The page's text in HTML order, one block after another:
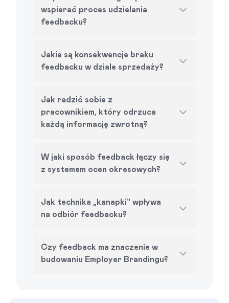
wspierać proces udzielania
feedbacku?
Jakie są konsekwencje braku
feedbacku w dziale sprzedaży?
Jak radzić sobie z
pracownikiem, który odrzuca
każdą informację zwrotną?
W jaki sposób feedback łączy się
z systemem ocen okresowych?
Jak technika „kanapki” wpływa
na odbiór feedbacku?
Czy feedback ma znaczenie w
budowaniu Employer Brandingu?